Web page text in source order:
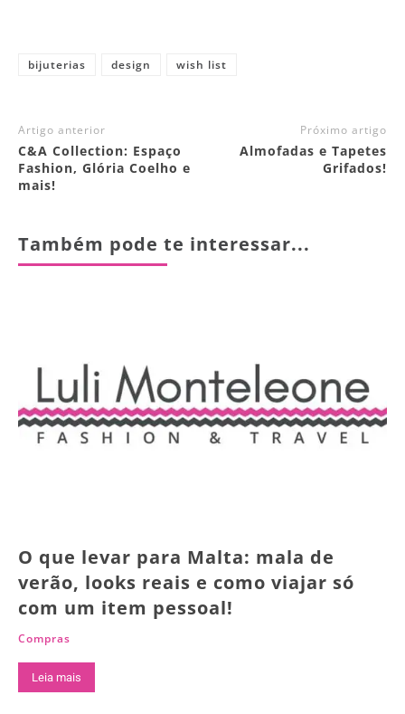
bijuterias design wish list
Artigo anterior
C&A Collection: Espaço
Fashion, Glória Coelho e
mais!
Próximo artigo
Almofadas e Tapetes
Grifados!
Também pode te interessar...
O que levar para Malta: mala de
verão, looks reais e como viajar só
com um item pessoal!
Compras
Leia mais